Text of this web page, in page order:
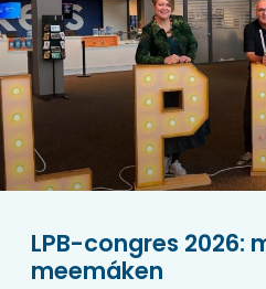
LPB-congres 2026:
meemáken